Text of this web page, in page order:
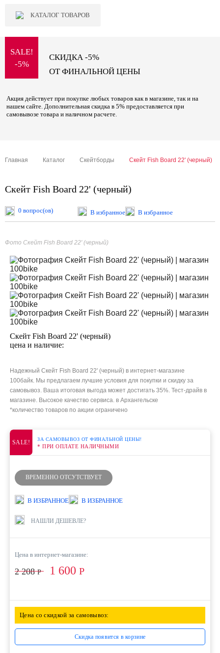
КАТАЛОГ ТОВАРОВ
SALE!
-5%
СКИДКА -5%
ОТ ФИНАЛЬНОЙ ЦЕНЫ
Акция действует при покупке любых товаров как в магазине, так и на
нашем сайте. Дополнительная скидка в 5% предоставляется при
самовывозе товара и наличном расчете.
Главная Каталог Скейтборды Скейт Fish Board 22' (черный)
Скейт Fish Board 22' (черный)
0 вопрос(ов) В избранное В избранное
Фото Скейт Fish Board 22' (черный)
Скейт Fish Board 22' (черный)
цена и наличие:
Надежный Скейт Fish Board 22' (черный) в интернет-магазине
100байк. Мы предлагаем лучшие условия для покупки и скидку за
самовывоз. Ваша итоговая выгода может достигать 35%. Тест-драйв в
магазине. Высокое качество сервиса. в Архангельске
*количество товаров по акции ограничено
SALE! ЗА САМОВЫВОЗ ОТ ФИНАЛЬНОЙ ЦЕНЫ!
* ПРИ ОПЛАТЕ НАЛИЧНЫМИ
ВРЕМЕННО ОТСУТСТВУЕТ
В ИЗБРАННОЕ В ИЗБРАННОЕ
НАШЛИ ДЕШЕВЛЕ?
Цена в интернет-магазине:
2 208Р 1 600 Р
Цена со скидкой за самовывоз:
Скидка появится в корзине